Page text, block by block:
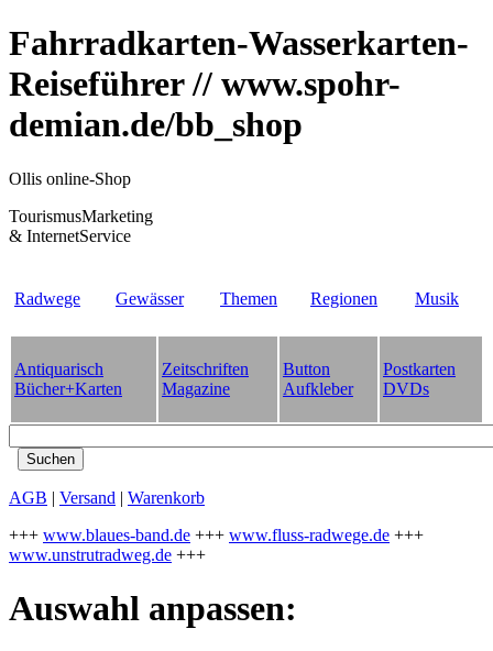
Fahrradkarten-Wasserkarten-
Reiseführer // www.spohr-
demian.de/bb_shop
Ollis online-Shop
TourismusMarketing
& InternetService
Radwege Gewässer Themen Regionen Musik
Antiquarisch
Bücher+Karten
Zeitschriften
Magazine
Button
Aufkleber
Postkarten
DVDs
AGB | Versand | Warenkorb
+++ www.blaues-band.de +++ www.fluss-radwege.de +++
www.unstrutradweg.de +++
Auswahl anpassen: